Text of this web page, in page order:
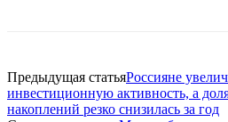
Предыдущая статьяРоссияне
инвестиционную активность, а
накоплений резко снизилась за год